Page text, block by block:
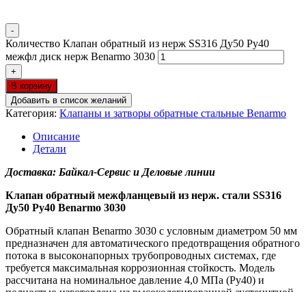
-
Количество Клапан обратный из нерж SS316 Ду50 Ру40
межфл диск нерж Benarmo 3030
+
В корзину
Добавить в список желаний
Категория: Клапаны и затворы обратные стальные Benarmo
Описание
Детали
Доставка: Байкал-Сервис и Деловые линии
Клапан обратный межфланцевый из нерж. стали SS316
Ду50 Ру40 Benarmo 3030
Обратный клапан Benarmo 3030 с условным диаметром 50 мм
предназначен для автоматического предотвращения обратного
потока в высоконапорных трубопроводных системах, где
требуется максимальная коррозионная стойкость. Модель
рассчитана на номинальное давление 4,0 МПа (Ру40) и